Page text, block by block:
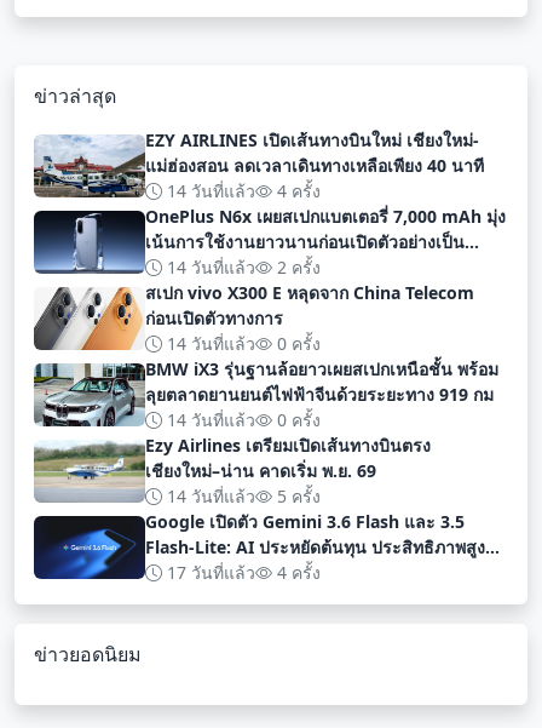
ข่าวล่าสุด
EZY AIRLINES เปิดเส้นทางบินใหม่ เชียงใหม่-
แม่ฮ่องสอน ลดเวลาเดินทางเหลือเพียง 40 นาที
14 วันที่แล้ว
4 ครั้ง
OnePlus N6x เผยสเปกแบตเตอรี่ 7,000 mAh มุ่ง
เน้นการใช้งานยาวนานก่อนเปิดตัวอย่างเป็น
ทางการ
14 วันที่แล้ว
2 ครั้ง
สเปก vivo X300 E หลุดจาก China Telecom
ก่อนเปิดตัวทางการ
14 วันที่แล้ว
0 ครั้ง
BMW iX3 รุ่นฐานล้อยาวเผยสเปกเหนือชั้น พร้อม
ลุยตลาดยานยนต์ไฟฟ้าจีนด้วยระยะทาง 919 กม
14 วันที่แล้ว
0 ครั้ง
Ezy Airlines เตรียมเปิดเส้นทางบินตรง
เชียงใหม่–น่าน คาดเริ่ม พ.ย. 69
14 วันที่แล้ว
5 ครั้ง
Google เปิดตัว Gemini 3.6 Flash และ 3.5
Flash-Lite: AI ประหยัดต้นทุน ประสิทธิภาพสูง
สำหรับนักพัฒนา
17 วันที่แล้ว 4 ครั้ง
ข่าวยอดนิยม